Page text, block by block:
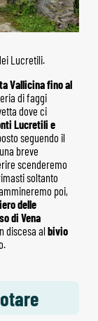
Lucretili.
Vallicina fino al
di faggi
dove ci
Lucretili e
seguendo il
breve
scenderemo
soltanto
poi,
delle
di Vena
discesa al bivio